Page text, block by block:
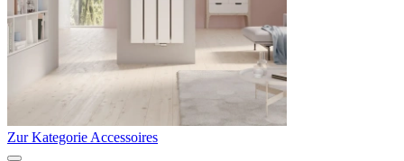
Zur Kategorie Accessoires